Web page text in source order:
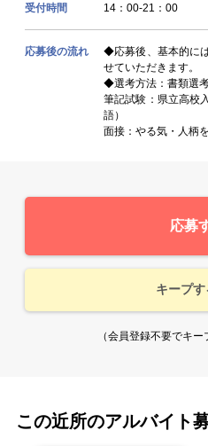
受付時間 14：00-21：00
応募後の流れ
◆応募後、基本的に
せていただきます。
◆選考方法：書類選
筆記試験：県立高校
語）
面接：やる気・人柄
応募
キープす
（会員登録不要でキー
この近所のアルバイト